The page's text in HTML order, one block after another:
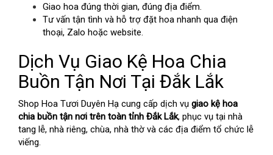
Giao hoa đúng thời gian, đúng địa điểm.
Tư vấn tận tình và hỗ trợ đặt hoa nhanh qua điện
thoại, Zalo hoặc website.
Dịch Vụ Giao Kệ Hoa Chia
Buồn Tận Nơi Tại Đắk Lắk
Shop Hoa Tươi Duyên Hạ cung cấp dịch vụ giao kệ hoa
chia buồn tận nơi trên toàn tỉnh Đắk Lắk, phục vụ tại nhà
tang lễ, nhà riêng, chùa, nhà thờ và các địa điểm tổ chức lễ
viếng.